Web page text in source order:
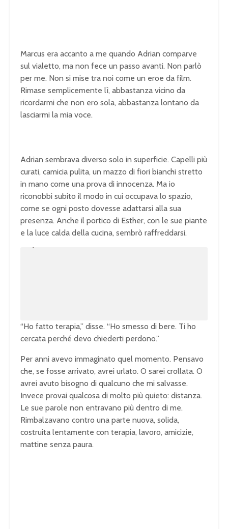
Marcus era accanto a me quando Adrian comparve
sul vialetto, ma non fece un passo avanti. Non parlò
per me. Non si mise tra noi come un eroe da film.
Rimase semplicemente lì, abbastanza vicino da
ricordarmi che non ero sola, abbastanza lontano da
lasciarmi la mia voce.
Adrian sembrava diverso solo in superficie. Capelli più
curati, camicia pulita, un mazzo di fiori bianchi stretto
in mano come una prova di innocenza. Ma io
riconobbi subito il modo in cui occupava lo spazio,
come se ogni posto dovesse adattarsi alla sua
presenza. Anche il portico di Esther, con le sue piante
e la luce calda della cucina, sembrò raffreddarsi.
“Ho fatto terapia,” disse. “Ho smesso di bere. Ti ho
cercata perché devo chiederti perdono.”
Per anni avevo immaginato quel momento. Pensavo
che, se fosse arrivato, avrei urlato. O sarei crollata. O
avrei avuto bisogno di qualcuno che mi salvasse.
Invece provai qualcosa di molto più quieto: distanza.
Le sue parole non entravano più dentro di me.
Rimbalzavano contro una parte nuova, solida,
costruita lentamente con terapia, lavoro, amicizie,
mattine senza paura.